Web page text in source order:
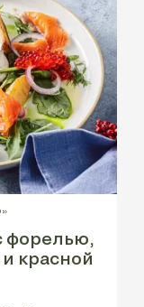
форелью,
красной